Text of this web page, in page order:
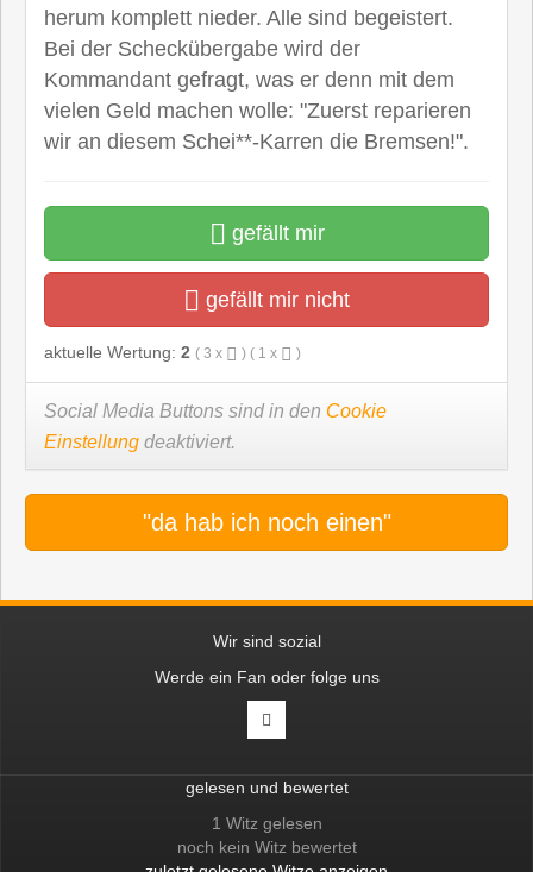
herum komplett nieder. Alle sind begeistert.
Bei der Scheckübergabe wird der
Kommandant gefragt, was er denn mit dem
vielen Geld machen wolle: "Zuerst reparieren
wir an diesem Schei**-Karren die Bremsen!".
gefällt mir
gefällt mir nicht
aktuelle Wertung: 2 ( 3 x ) ( 1 x )
Social Media Buttons sind in den Cookie
Einstellung deaktiviert.
"da hab ich noch einen"
Wir sind sozial
Werde ein Fan oder folge uns
gelesen und bewertet
1 Witz gelesen
noch kein Witz bewertet